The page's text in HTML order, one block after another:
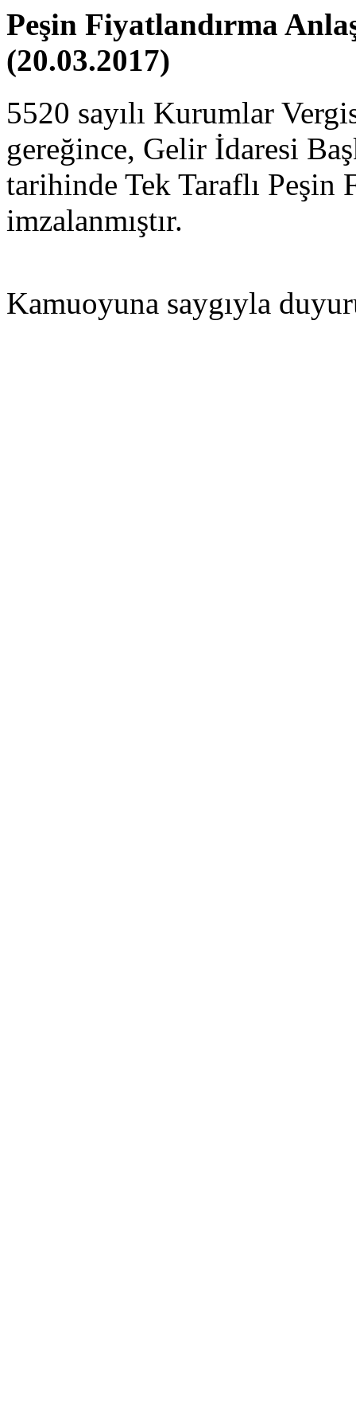
Peşin Fiyatlandırma
(20.03.2017)
5520 sayılı Kurumlar
gereğince, Gelir İdaresi
tarihinde Tek Taraflı Peşin
imzalanmıştır.
Kamuoyuna saygıyla